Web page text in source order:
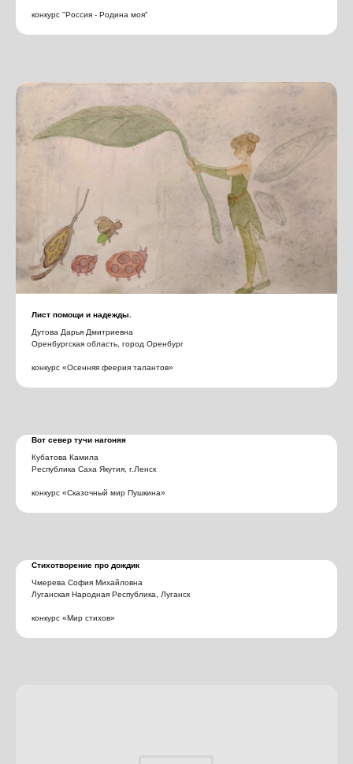
конкурс "Россия - Родина моя"
Лист помощи и надежды.
Дутова Дарья Дмитриевна
Оренбургская область, город Оренбург
конкурс «Осенняя феерия талантов»
Вот север тучи нагоняя
Кубатова Камила
Республика Саха Якутия, г.Ленск
конкурс «Сказочный мир Пушкина»
Стихотворение про дождик
Чмерева София Михайловна
Луганская Народная Республика, Луганск
конкурс «Мир стихов»